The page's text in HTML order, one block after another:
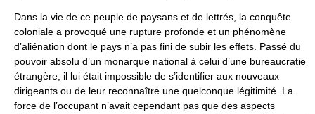
Dans la vie de ce peuple de paysans et de lettrés, la conquête
coloniale a provoqué une rupture profonde et un phénomène
d’aliénation dont le pays n’a pas fini de subir les effets. Passé du
pouvoir absolu d’un monarque national à celui d’une bureaucratie
étrangère, il lui était impossible de s’identifier aux nouveaux
dirigeants ou de leur reconnaître une quelconque légitimité. La
force de l’occupant n’avait cependant pas que des aspects